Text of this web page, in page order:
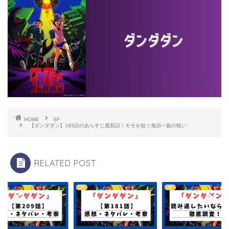
HOME
SF
【ダンダダン】193話のあらすじ最新話！モモを狙う鬼頭一族の狙い
RELATED POST
SF SF